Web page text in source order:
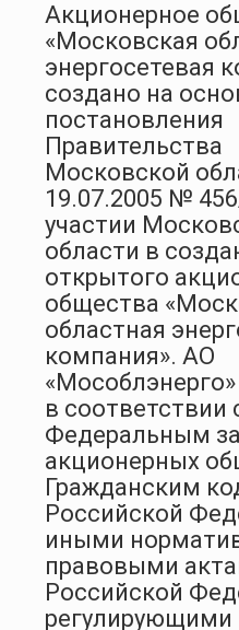
Акционерное
«Московская
энергосетевая
создано на
постановления
Правительства
Московской
19.07.2005 №
участии
области в
открытого
общества
областная
компания». АО
в соответствии
Федеральным
акционерных
Гражданским
Российской
иными
правовыми
Российской
регулирующими